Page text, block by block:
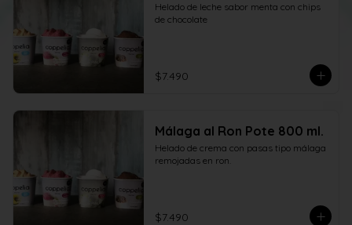
Helado de leche sabor menta con chips
de chocolate
$7.490
Málaga al Ron Pote 800 ml.
Helado de crema con pasas tipo málaga
remojadas en ron.
$7.490